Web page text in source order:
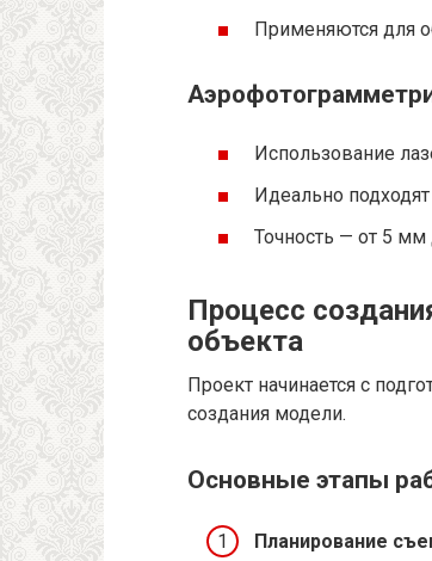
Применяются для
Использование
Идеально
Точность — от 5 мм
Процесс
объекта
Проект начинается с
создания модели.
Основные этапы
Планирование